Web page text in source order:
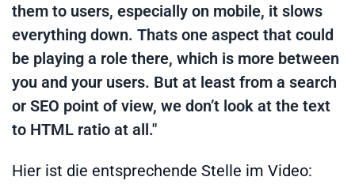
them to users, especially on mobile, it slows
everything down. Thats one aspect that could
be playing a role there, which is more between
you and your users. But at least from a search
or SEO point of view, we don’t look at the text
to HTML ratio at all."
Hier ist die entsprechende Stelle im Video: